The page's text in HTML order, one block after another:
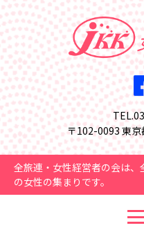
〒102-0093 東
全旅連・女性経営者の会は
の女性の集まりです。